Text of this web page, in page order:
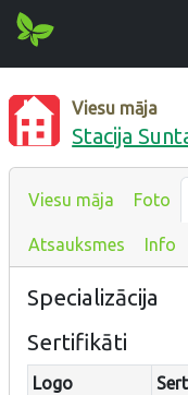
Viesu māja
Stacija
Viesu māja Foto
Atsauksmes Info
Specializācija
Sertifikāti
Logo